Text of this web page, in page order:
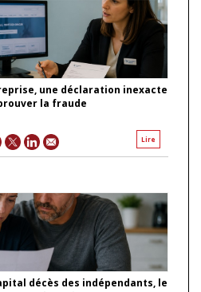
une déclaration inexacte
la fraude
Lire
décès des indépendants, le